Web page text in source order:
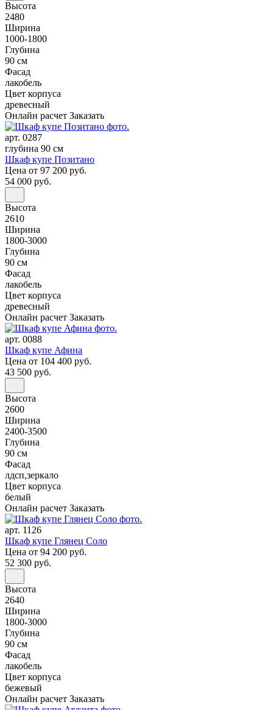
Высота
2480
Ширина
1000-1800
Глубина
90 см
Фасад
лакобель
Цвет корпуса
древесный
Онлайн расчет Заказать
арт. 0287
глубина 90 см
Шкаф купе Позитано
Цена от 97 200 руб.
54 000 руб.
Высота
2610
Ширина
1800-3000
Глубина
90 см
Фасад
лакобель
Цвет корпуса
древесный
Онлайн расчет Заказать
арт. 0088
Шкаф купе Афина
Цена от 104 400 руб.
43 500 руб.
Высота
2600
Ширина
2400-3500
Глубина
90 см
Фасад
лдсп,зеркало
Цвет корпуса
белый
Онлайн расчет Заказать
арт. 1126
Шкаф купе Глянец Соло
Цена от 94 200 руб.
52 300 руб.
Высота
2640
Ширина
1800-3000
Глубина
90 см
Фасад
лакобель
Цвет корпуса
бежевый
Онлайн расчет Заказать